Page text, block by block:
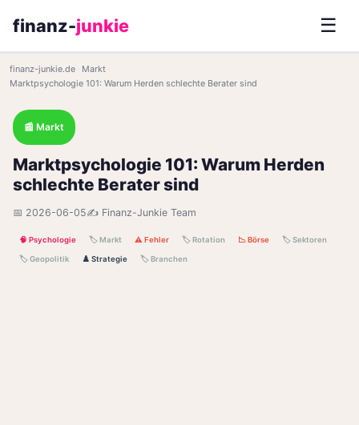
finanz-junkie ☰
finanz-junkie.de Markt
Marktpsychologie 101: Warum Herden schlechte Berater sind
📰 Markt
Marktpsychologie 101: Warum Herden
schlechte Berater sind
📅 2026-06-05✍️ Finanz-Junkie Team
🧠 Psychologie 🏷️ Markt ⚠️ Fehler 🏷️ Rotation 📉 Börse 🏷️ Sektoren
🏷️ Geopolitik ♟️ Strategie 🏷️ Branchen